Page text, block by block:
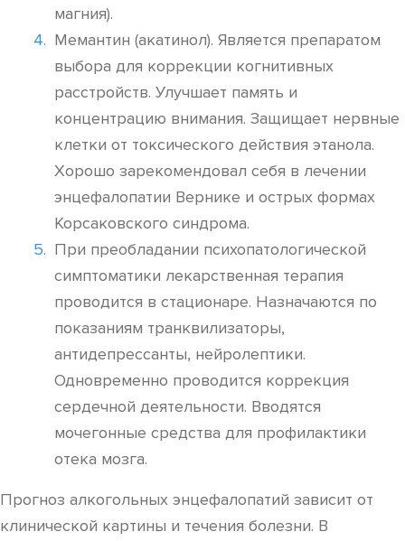
магния).
Мемантин (акатинол). Является препаратом
выбора для коррекции когнитивных
расстройств. Улучшает память и
концентрацию внимания. Защищает нервные
клетки от токсического действия этанола.
Хорошо зарекомендовал себя в лечении
энцефалопатии Вернике и острых формах
Корсаковского синдрома.
При преобладании психопатологической
симптоматики лекарственная терапия
проводится в стационаре. Назначаются по
показаниям транквилизаторы,
антидепрессанты, нейролептики.
Одновременно проводится коррекция
сердечной деятельности. Вводятся
мочегонные средства для профилактики
отека мозга.
Прогноз алкогольных энцефалопатий зависит от
клинической картины и течения болезни. В